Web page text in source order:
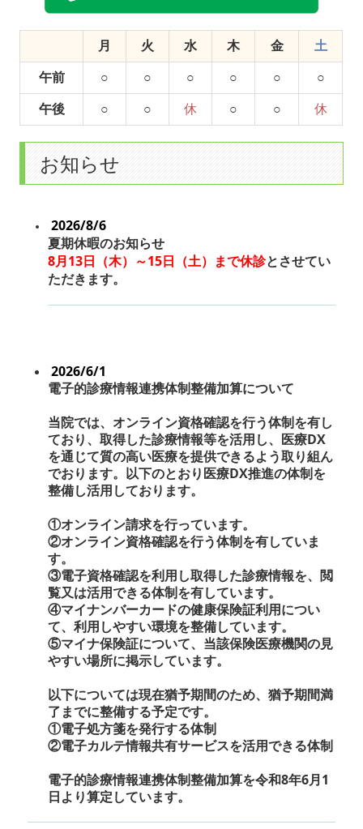
月 火 水 木 金
土
午前
○ ○ ○ ○ ○
○
午後
○ ○ 休 ○ ○ 休
お知らせ
2026/8/6
夏期休暇のお知らせ
8月13日（木）～15日（土）まで休診とさせてい
ただきます。
2026/6/1
電子的診療情報連携体制整備加算について
当院では、オンライン資格確認を行う体制を有し
ており、取得した診療情報等を活用し、医療DX
を通じて質の高い医療を提供できるよう取り組ん
でおります。 以下のとおり医療DX推進の体制を
整備し活用しております。
①オンライン請求を行っています。
②オンライン資格確認を行う体制を有していま
す。
③電子資格確認を利用し取得した診療情報を、閲
覧又は活用できる体制を有しています。
④マイナンバーカードの健康保険証利用につい
て、利用しやすい環境を整備しています。
⑤マイナ保険証について、当該保険医療機関の見
やすい場所に掲示しています。
以下については現在猶予期間のため、猶予期間満
了までに整備する予定です。
①電子処方箋を発行する体制
②電子カルテ情報共有サービスを活用できる体制
電子的診療情報連携体制整備加算を令和8年6月1
日より算定しています。